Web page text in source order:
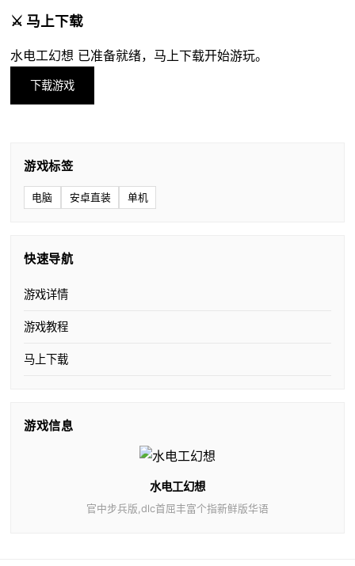
⚔️ 马上下载
水电工幻想 已准备就绪，马上下载开始游玩。
下载游戏
游戏标签
电脑 安卓直装 单机
快速导航
游戏详情
游戏教程
马上下载
游戏信息
水电工幻想
官中步兵版,dlc首屈丰富个指新鲜版华语